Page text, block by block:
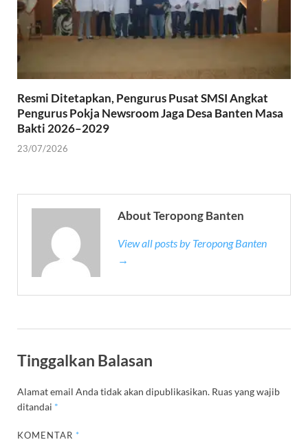
Resmi Ditetapkan, Pengurus Pusat SMSI Angkat
Pengurus Pokja Newsroom Jaga Desa Banten Masa
Bakti 2026–2029
23/07/2026
About Teropong Banten
View all posts by Teropong Banten
→
Tinggalkan Balasan
Alamat email Anda tidak akan dipublikasikan. Ruas yang wajib
ditandai *
KOMENTAR *